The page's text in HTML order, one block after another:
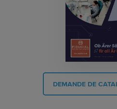
DEMANDE DE